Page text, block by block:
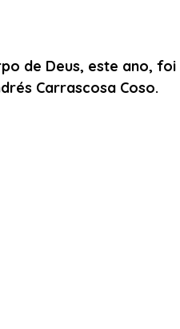
de Deus, este ano,
Carrascosa Coso.